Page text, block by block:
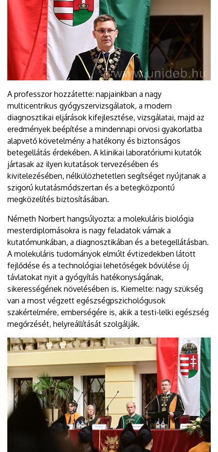
A professzor hozzátette: napjainkban a nagy
multicentrikus gyógyszervizsgálatok, a modern
diagnosztikai eljárások kifejlesztése, vizsgálatai, majd az
eredmények beépítése a mindennapi orvosi gyakorlatba
alapvető követelmény a hatékony és biztonságos
betegellátás érdekében. A klinikai laboratóriumi kutatók
jártasak az ilyen kutatások tervezésében és
kivitelezésében, nélkülözhetetlen segítséget nyújtanak a
szigorú kutatásmódszertan és a betegközpontú
megközelítés biztosításában.
Németh Norbert hangsúlyozta: a molekuláris biológia
mesterdiplomásokra is nagy feladatok várnak a
kutatómunkában, a diagnosztikában és a betegellátásban.
A molekuláris tudományok elmúlt évtizedekben látott
fejlődése és a technológiai lehetőségek bővülése új
távlatokat nyit a gyógyítás hatékonyságának,
sikerességének növelésében is. Kiemelte: nagy szükség
van a most végzett egészségpszichológusok
szakértelmére, emberségére is, akik a testi-lelki egészség
megőrzését, helyreállítását szolgálják.